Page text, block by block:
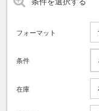
フォーマット
条件
在庫